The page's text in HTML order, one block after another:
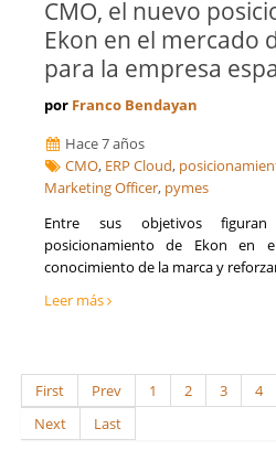
CMO, el nuevo
Ekon en el mercado
para la empresa
por Franco Bendayan
Hace 7 años
CMO, ERP Cloud,
Marketing Officer, pymes
Entre sus objetivos
posicionamiento de Ekon en
conocimiento de la marca y
Leer más
First Prev 1 2 3 4
Next
Last